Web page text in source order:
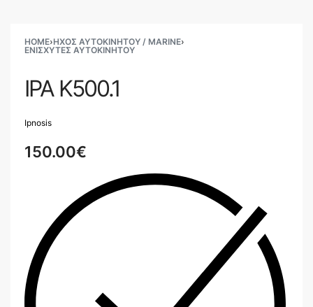
HOME›ΗΧΟΣ ΑΥΤΟΚΙΝΗΤΟΥ / MARINE›
ΕΝΙΣΧΥΤΈΣ ΑΥΤΟΚΙΝΉΤΟΥ
IPA K500.1
Ipnosis
150.00€